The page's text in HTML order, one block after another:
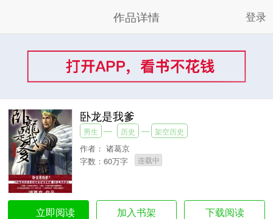
作品详情 登录
卧龙是我爹
男生 历史 架空历史
作者： 诸葛京
字数：60万字
连载中
立即阅读 加入书架 下载阅读